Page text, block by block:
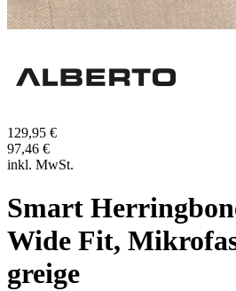
129,95 €
97,46 €
inkl. MwSt.
Smart
Wide Fit,
greige